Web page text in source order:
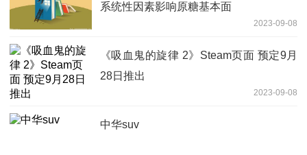
系统性因素影响原糖基本面
2023-09-08
《吸血鬼的旋律 2》Steam页面 预定9月
28日推出
2023-09-08
中华suv